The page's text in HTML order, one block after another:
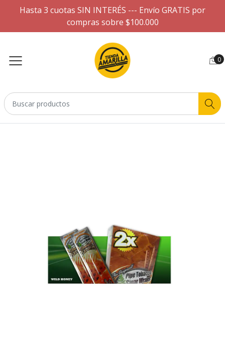
Hasta 3 cuotas SIN INTERÉS --- Envío GRATIS por
compras sobre $100.000
0